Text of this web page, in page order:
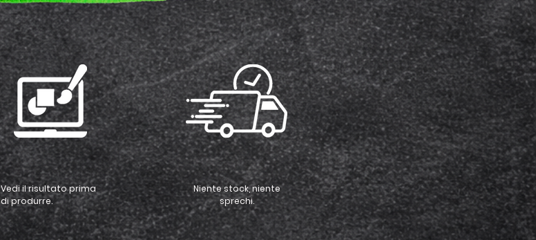
Vedi il risultato prima
di produrre.
Niente stock, niente
sprechi.